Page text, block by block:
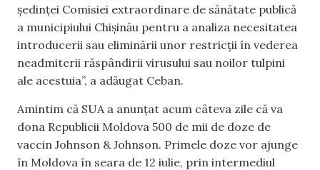
ședinței Comisiei extraordinare de sănătate publică
a municipiului Chișinău pentru a analiza necesitatea
introducerii sau eliminării unor restricții în vederea
neadmiterii răspândirii virusului sau noilor tulpini
ale acestuia”, a adăugat Ceban.
Amintim că SUA a anunțat acum câteva zile că va
dona Republicii Moldova 500 de mii de doze de
vaccin Johnson & Johnson. Primele doze vor ajunge
în Moldova în seara de 12 iulie, prin intermediul